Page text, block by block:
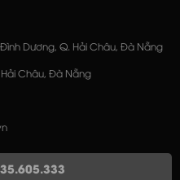
Đình Dương, Q. Hải Châu, Đà Nẵng
Hải Châu, Đà Nẵng